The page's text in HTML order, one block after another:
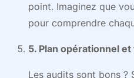
point. Imaginez que
pour comprendre
5. Plan opérationnel
Les audits sont bons ?